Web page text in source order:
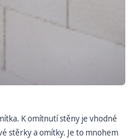
K omítnutí stěny je vhodné
stěrky a omítky. Je to mnohem